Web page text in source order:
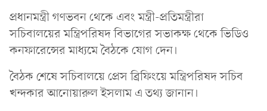
প্রধানমন্ত্রী গণভবন থেকে এবং মন্ত্রী-প্রতিমন্ত্রীরা
সচিবালয়ের মন্ত্রিপরিষদ বিভাগের সভাকক্ষ থেকে ভিডিও
কনফারেন্সের মাধ্যমে বৈঠকে যোগ দেন।
বৈঠক শেষে সচিবালয়ে প্রেস ব্রিফিংয়ে মন্ত্রিপরিষদ সচিব
খন্দকার আনোয়ারুল ইসলাম এ তথ্য জানান।